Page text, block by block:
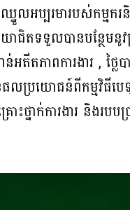
នួលអប្បរមារបស់កម្ម
ោជិតទទួលបានបន្ថែមនូ
តីតភាពការងារ , ថ្លៃ
លប្រយោជន៍ពីកម្មវិធីប
ថ្នាក់ការងារ និងរប